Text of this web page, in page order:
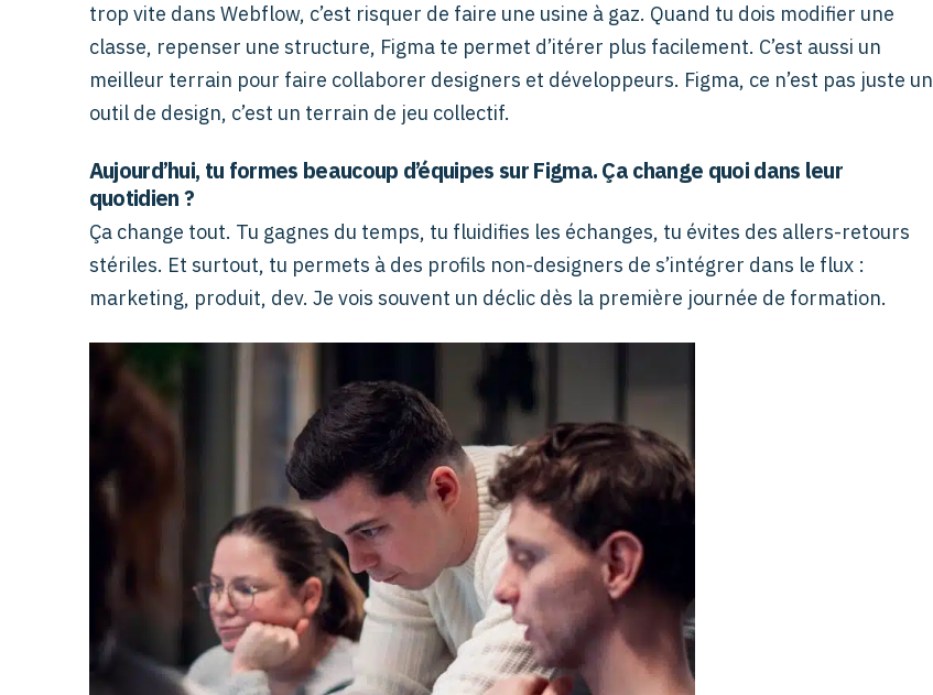
trop vite dans Webflow, c’est risquer de faire une usine à gaz. Quand tu dois modifier une
classe, repenser une structure, Figma te permet d’itérer plus facilement. C’est aussi un
meilleur terrain pour faire collaborer designers et développeurs. Figma, ce n’est pas juste un
outil de design, c’est un terrain de jeu collectif.
Aujourd’hui, tu formes beaucoup d’équipes sur Figma. Ça change quoi dans leur
quotidien ?
Ça change tout. Tu gagnes du temps, tu fluidifies les échanges, tu évites des allers-retours
stériles. Et surtout, tu permets à des profils non-designers de s’intégrer dans le flux :
marketing, produit, dev. Je vois souvent un déclic dès la première journée de formation.